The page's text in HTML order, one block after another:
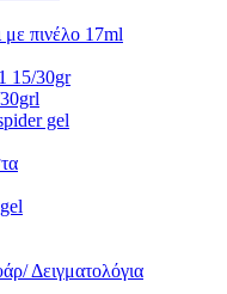
πινέλο 17ml
15/30gr
gel
Δειγματολόγια